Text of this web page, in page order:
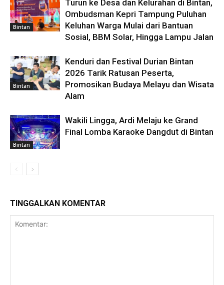
Bintan
Turun ke Desa dan Kelurahan di Bintan,
Ombudsman Kepri Tampung Puluhan
Keluhan Warga Mulai dari Bantuan
Sosial, BBM Solar, Hingga Lampu Jalan
Bintan
Kenduri dan Festival Durian Bintan
2026 Tarik Ratusan Peserta,
Promosikan Budaya Melayu dan Wisata
Alam
Bintan
Wakili Lingga, Ardi Melaju ke Grand
Final Lomba Karaoke Dangdut di Bintan
TINGGALKAN KOMENTAR